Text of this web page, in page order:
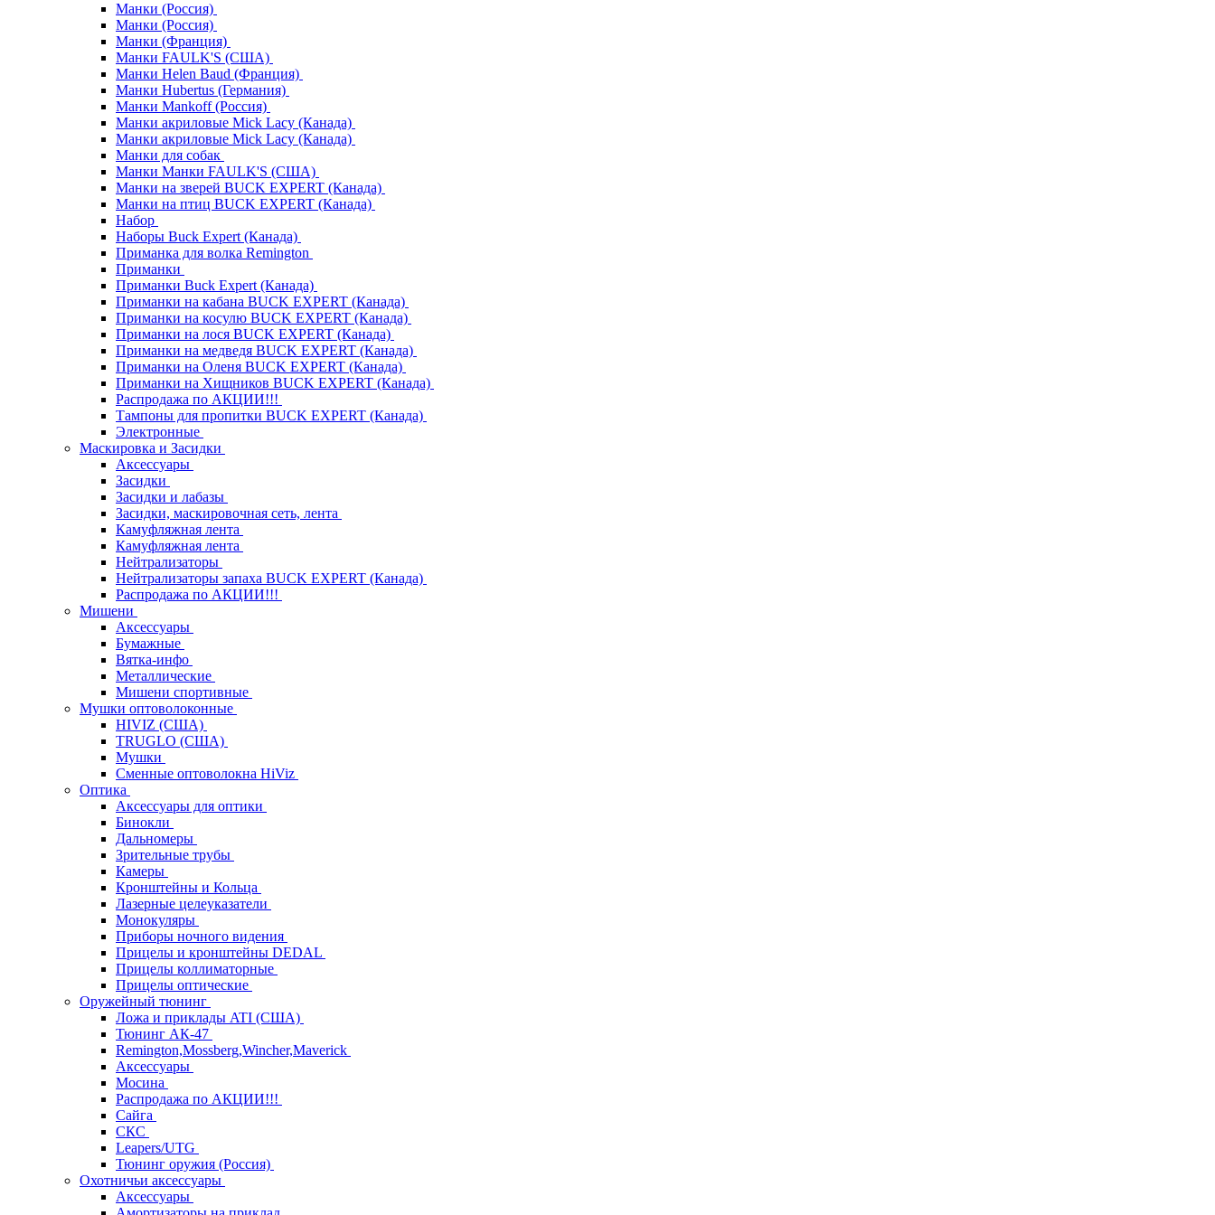
Манки (Россия)
Манки (Россия)
Манки (Франция)
Манки FAULK'S (США)
Манки Helen Baud (Франция)
Манки Hubertus (Германия)
Манки Mankoff (Россия)
Манки акриловые Mick Lacy (Канада)
Манки акриловые Mick Lacy (Канада)
Манки для собак
Манки Манки FAULK'S (США)
Манки на зверей BUCK EXPERT (Канада)
Манки на птиц BUCK EXPERT (Канада)
Набор
Наборы Buck Expert (Канада)
Приманка для волка Remington
Приманки
Приманки Buck Expert (Канада)
Приманки на кабана BUCK EXPERT (Канада)
Приманки на косулю BUCK EXPERT (Канада)
Приманки на лося BUCK EXPERT (Канада)
Приманки на медведя BUCK EXPERT (Канада)
Приманки на Оленя BUCK EXPERT (Канада)
Приманки на Хищников BUCK EXPERT (Канада)
Распродажа по АКЦИИ!!!
Тампоны для пропитки BUCK EXPERT (Канада)
Электронные
Маскировка и Засидки
Аксессуары
Засидки
Засидки и лабазы
Засидки, маскировочная сеть, лента
Камуфляжная лента
Камуфляжная лента
Нейтрализаторы
Нейтрализаторы запаха BUCK EXPERT (Канада)
Распродажа по АКЦИИ!!!
Мишени
Аксессуары
Бумажные
Вятка-инфо
Металлические
Мишени спортивные
Мушки оптоволоконные
HIVIZ (США)
TRUGLO (США)
Мушки
Сменные оптоволокна HiViz
Оптика
Аксессуары для оптики
Бинокли
Дальномеры
Зрительные трубы
Камеры
Кронштейны и Кольца
Лазерные целеуказатели
Монокуляры
Приборы ночного видения
Прицелы и кронштейны DEDAL
Прицелы коллиматорные
Прицелы оптические
Оружейный тюнинг
Ложа и приклады ATI (США)
Тюнинг АК-47
Remington,Mossberg,Wincher,Maverick
Аксессуары
Мосина
Распродажа по АКЦИИ!!!
Сайга
СКС
Leapers/UTG
Тюнинг оружия (Россия)
Охотничьи аксессуары
Аксессуары